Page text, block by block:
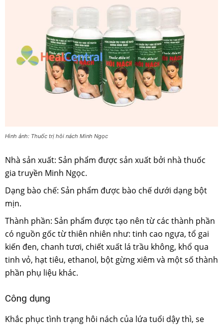
Hình ảnh: Thuốc trị hôi nách Minh Ngọc
Nhà sản xuất: Sản phẩm được sản xuất bởi nhà thuốc
gia truyền Minh Ngọc.
Dạng bào chế: Sản phẩm được bào chế dưới dạng bột
mịn.
Thành phần: Sản phẩm được tạo nên từ các thành phần
có nguồn gốc từ thiên nhiên như: tinh cao ngựa, tổ gai
kiến đen, chanh tươi, chiết xuất lá trầu không, khổ qua
tinh vỏ, hạt tiêu, ethanol, bột gừng xiêm và một số thành
phần phụ liệu khác.
Công dụng
Khắc phục tình trạng hôi nách của lứa tuổi dậy thì, se